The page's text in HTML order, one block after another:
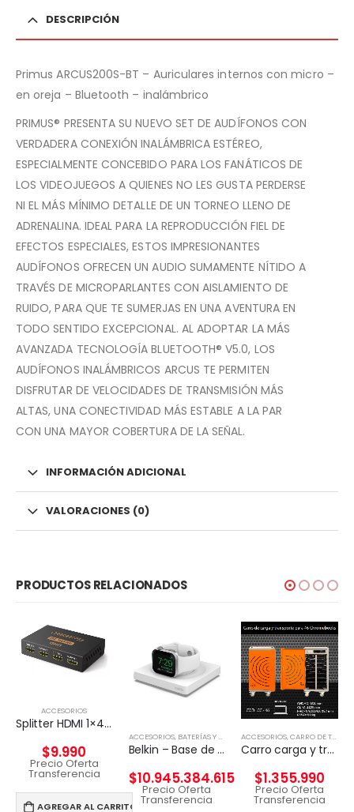
DESCRIPCIÓN
Primus ARCUS200S-BT – Auriculares internos con micro –
en oreja – Bluetooth – inalámbrico
PRIMUS® PRESENTA SU NUEVO SET DE AUDÍFONOS CON
VERDADERA CONEXIÓN INALÁMBRICA ESTÉREO,
ESPECIALMENTE CONCEBIDO PARA LOS FANÁTICOS DE
LOS VIDEOJUEGOS A QUIENES NO LES GUSTA PERDERSE
NI EL MÁS MÍNIMO DETALLE DE UN TORNEO LLENO DE
ADRENALINA. IDEAL PARA LA REPRODUCCIÓN FIEL DE
EFECTOS ESPECIALES, ESTOS IMPRESIONANTES
AUDÍFONOS OFRECEN UN AUDIO SUMAMENTE NÍTIDO A
TRAVÉS DE MICROPARLANTES CON AISLAMIENTO DE
RUIDO, PARA QUE TE SUMERJAS EN UNA AVENTURA EN
TODO SENTIDO EXCEPCIONAL. AL ADOPTAR LA MÁS
AVANZADA TECNOLOGÍA BLUETOOTH® V5.0, LOS
AUDÍFONOS INALÁMBRICOS ARCUS TE PERMITEN
DISFRUTAR DE VELOCIDADES DE TRANSMISIÓN MÁS
ALTAS, UNA CONECTIVIDAD MÁS ESTABLE A LA PAR
CON UNA MAYOR COBERTURA DE LA SEÑAL.
INFORMACIÓN ADICIONAL
VALORACIONES (0)
PRODUCTOS RELACIONADOS
ACCESORIOS
Splitter HDMI 1×4 4k UHD 2k Full HD c/fuente 4 pantallas
$9.990
Precio Oferta
Transferencia
AGREGAR AL CARRITO
ACCESORIOS, BATERÍAS Y CARGADORES
Belkin – Base de carga inalámbrica – Fast Charge – blanco – para Apple Watch
$10.945.384.615
Precio Oferta
Transferencia
ACCESORIOS,CARRO DE TECNOLGÍA
Carro carga y transporte para 46 Chromebook
$1.355.990
Precio Oferta
Transferencia